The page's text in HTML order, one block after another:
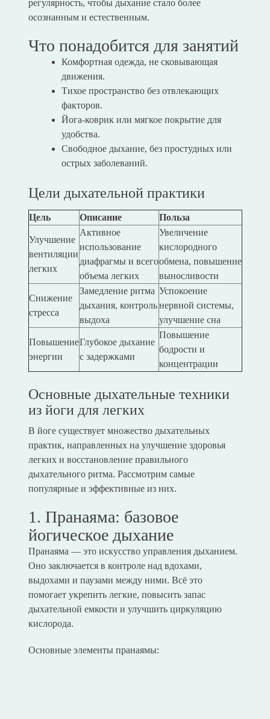
регулярность, чтобы дыхание стало более
осознанным и естественным.
Что понадобится для занятий
Комфортная одежда, не сковывающая
движения.
Тихое пространство без отвлекающих
факторов.
Йога-коврик или мягкое покрытие для
удобства.
Свободное дыхание, без простудных или
острых заболеваний.
Цели дыхательной практики
Цель Описание Польза
Улучшение
вентиляции
легких
Активное
использование
диафрагмы и всего
объема легких
Увеличение
кислородного
обмена, повышение
выносливости
Снижение
стресса
Замедление ритма
дыхания, контроль
выдоха
Успокоение
нервной системы,
улучшение сна
Повышение
энергии
Глубокое дыхание
с задержками
Повышение
бодрости и
концентрации
Основные дыхательные техники
из йоги для легких
В йоге существует множество дыхательных
практик, направленных на улучшение здоровья
легких и восстановление правильного
дыхательного ритма. Рассмотрим самые
популярные и эффективные из них.
1. Пранаяма: базовое
йогическое дыхание
Пранаяма — это искусство управления дыханием.
Оно заключается в контроле над вдохами,
выдохами и паузами между ними. Всё это
помогает укрепить легкие, повысить запас
дыхательной емкости и улучшить циркуляцию
кислорода.
Основные элементы пранаямы: